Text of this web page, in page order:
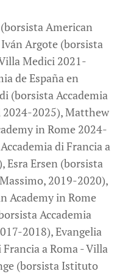
American
Argote (borsista
Medici 2021-
de España en
(borsista Accademia
2024-2025), Matthew
in Rome 2024-
di Francia a
Esra Ersen (borsista
2019-2020),
Academy in Rome
Accademia
2018), Evangelia
a Roma - Villa
(borsista Istituto